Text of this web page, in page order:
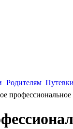
Родителям
профессиональное